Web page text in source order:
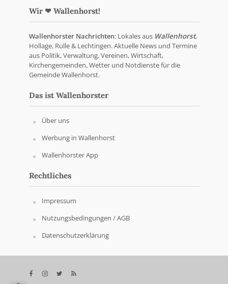
Wir ❤ Wallenhorst!
Wallenhorster Nachrichten: Lokales aus Wallenhorst,
Hollage, Rulle & Lechtingen. Aktuelle News und Termine
aus Politik, Verwaltung, Vereinen, Wirtschaft,
Kirchengemeinden, Wetter und Notdienste für die
Gemeinde Wallenhorst.
Das ist Wallenhorster
Über uns
Werbung in Wallenhorst
Wallenhorster App
Rechtliches
Impressum
Nutzungsbedingungen / AGB
Datenschutzerklärung